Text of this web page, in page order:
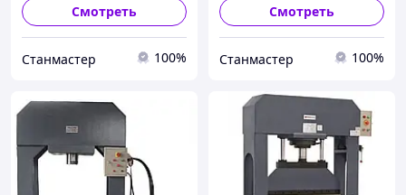
Смотреть
Станмастер 100%
Смотреть
Станмастер 100%